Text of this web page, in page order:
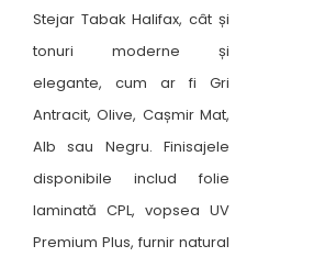
Stejar Tabak Halifax, cât și
tonuri moderne și
elegante, cum ar fi Gri
Antracit, Olive, Cașmir Mat,
Alb sau Negru. Finisajele
disponibile includ folie
laminată CPL, vopsea UV
Premium Plus, furnir natural